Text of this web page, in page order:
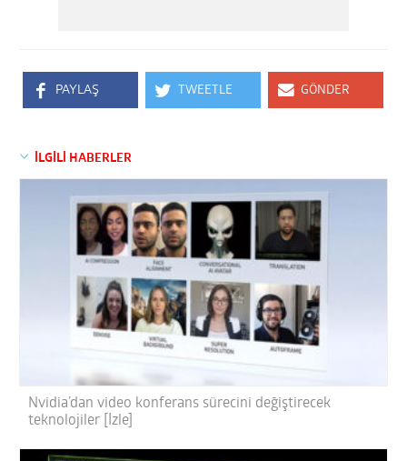
PAYLAŞ TWEETLE GÖNDER
İLGİLİ HABERLER
Nvidia’dan video konferans sürecini değiştirecek
teknolojiler [İzle]